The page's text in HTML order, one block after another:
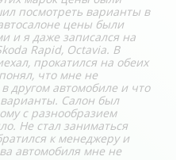
посмотреть варианты в
цены были
и я даже записался на
Rapid, Octavia. В
прокатился на обеих
что мне не
другом автомобиле и что
Салон был
с разнообразием
Не стал заниматься
к менеджеру и
автомобиля мне не